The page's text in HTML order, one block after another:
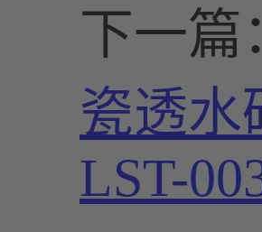
下一篇
瓷透水
LST-